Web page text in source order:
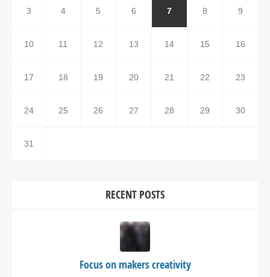
3 4 5 6 7 8 9
10 11 12 13 14 15 16
17 18 19 20 21 22 23
24 25 26 27 28 29 30
31
RECENT POSTS
Focus on makers creativity